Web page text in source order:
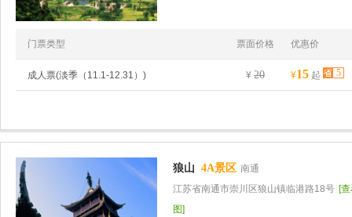
门票类型 票面价格 优惠价
成人票(淡季（11.1-12.31）) ¥ 20 ¥15 起 5
狼山 4A景区 南通
江苏省南通市崇川区狼山镇临港路18号 [
图]